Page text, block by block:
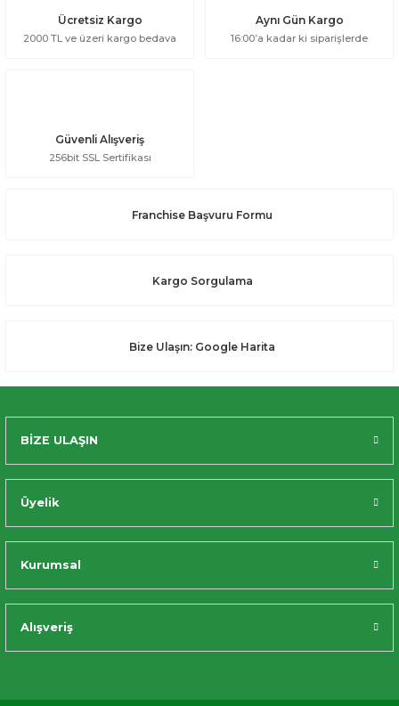
Ücretsiz Kargo
2000 TL ve üzeri kargo bedava
Aynı Gün Kargo
16:00’a kadar ki siparişlerde
Güvenli Alışveriş
256bit SSL Sertifikası
Franchise Başvuru Formu
Kargo Sorgulama
Bize Ulaşın: Google Harita
BİZE ULAŞIN
Üyelik
Kurumsal
Alışveriş